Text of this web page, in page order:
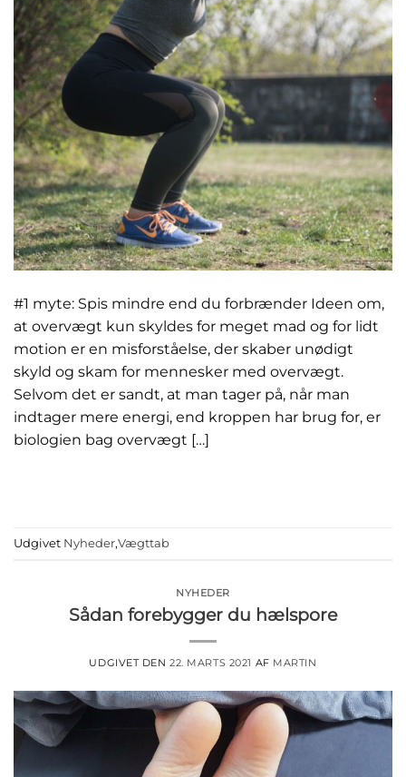
#1 myte: Spis mindre end du forbrænder Ideen om,
at overvægt kun skyldes for meget mad og for lidt
motion er en misforståelse, der skaber unødigt
skyld og skam for mennesker med overvægt.
Selvom det er sandt, at man tager på, når man
indtager mere energi, end kroppen har brug for, er
biologien bag overvægt […]
Udgivet Nyheder,Vægttab
NYHEDER
Sådan forebygger du hælspore
UDGIVET DEN22. MARTS 2021 AF MARTIN